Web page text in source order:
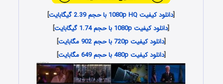
[دانلود کیفیت 1080p HQ با حجم 2.39 گیگابایت
]
[دانلود کیفیت 1080p با حجم 1.74 گیگابایت
]
[دانلود کیفیت 720p با حجم 902 مگابایت
]
[دانلود کیفیت 480p با حجم 649 مگابایت ]